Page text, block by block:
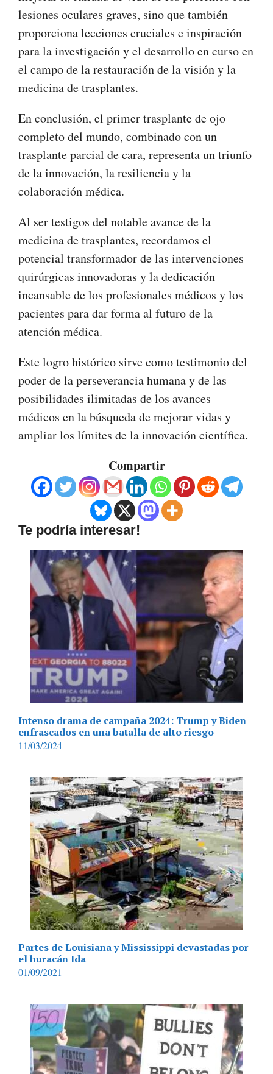
lesiones oculares graves, sino que también
proporciona lecciones cruciales e inspiración
para la investigación y el desarrollo en curso en
el campo de la restauración de la visión y la
medicina de trasplantes.
En conclusión, el primer trasplante de ojo
completo del mundo, combinado con un
trasplante parcial de cara, representa un triunfo
de la innovación, la resiliencia y la
colaboración médica.
Al ser testigos del notable avance de la
medicina de trasplantes, recordamos el
potencial transformador de las intervenciones
quirúrgicas innovadoras y la dedicación
incansable de los profesionales médicos y los
pacientes para dar forma al futuro de la
atención médica.
Este logro histórico sirve como testimonio del
poder de la perseverancia humana y de las
posibilidades ilimitadas de los avances
médicos en la búsqueda de mejorar vidas y
ampliar los límites de la innovación científica.
Compartir
Te podría interesar!
Intenso drama de campaña 2024: Trump y Biden
enfrascados en una batalla de alto riesgo
11/03/2024
Partes de Louisiana y Mississippi devastadas por
el huracán Ida
01/09/2021